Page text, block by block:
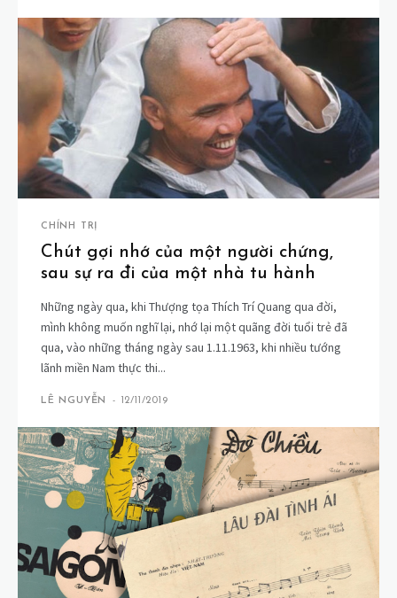
CHÍNH TRỊ
Chút gợi nhớ của một người chứng,
sau sự ra đi của một nhà tu hành
Những ngày qua, khi Thượng tọa Thích Trí Quang qua đời,
mình không muốn nghĩ lại, nhớ lại một quãng đời tuổi trẻ đã
qua, vào những tháng ngày sau 1.11.1963, khi nhiều tướng
lãnh miền Nam thực thi...
LÊ NGUYỄN - 12/11/2019